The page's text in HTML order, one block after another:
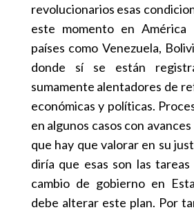
revolucionarios esas
este momento en América
países como Venezuela,
donde sí se están
sumamente alentadores de
económicas y políticas.
en algunos casos con
que hay que valorar en su
diría que esas son las
cambio de gobierno en
debe alterar este plan. Por